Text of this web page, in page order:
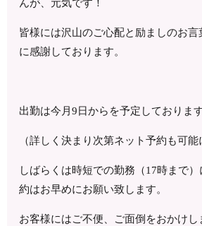
んが、元気です！
皆様には沢山のご心配と励ましのお言
に感謝しております。
出勤は今月9日からを予定しております
（詳しく決まり次第ネット予約も可能
しばらくは時短での勤務（17時まで
約はお早めにお願い致します。
お客様にはご不便、ご面倒をおかけ